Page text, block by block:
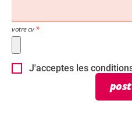
votre cv
J'acceptes les